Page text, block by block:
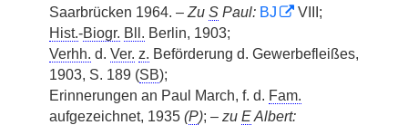
Saarbrücken 1964. – Zu S Paul: BJ
VIII;
Hist.-Biogr. Bll. Berlin, 1903;
Verhh. d. Ver. z. Beförderung d. Gewerbefleißes,
1903, S. 189 (SB);
Erinnerungen an Paul March, f. d. Fam.
aufgezeichnet, 1935 (P); – zu EAlbert: